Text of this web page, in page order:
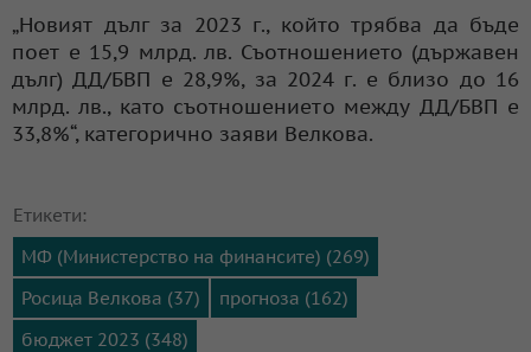
„Новият дълг за 2023 г., който трябва да бъде
поет е 15,9 млрд. лв. Съотношението (държавен
дълг) ДД/БВП е 28,9%, за 2024 г. е близо до 16
млрд. лв., като съотношението между ДД/БВП е
33,8%“, категорично заяви Велкова.
Етикети:
МФ (Министерство на финансите) (269)
Росица Велкова (37)
прогноза (162)
бюджет 2023 (348)